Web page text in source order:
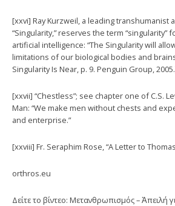
[xxvi] Ray Kurzweil, a leading transhumanist
“Singularity,” reserves the term “singularity”
artificial intelligence: “The Singularity will
limitations of our biological bodies and
Singularity Is Near, p. 9. Penguin Group,
[xxvii] “Chestless”; see chapter one of C.S.
Man: “We make men without chests and
and enterprise.”
[xxviii] Fr. Seraphim Rose, “A Letter to
orthros.eu
Δείτε το βίντεο: Μετανθρωπισμός – Ἀπειλή